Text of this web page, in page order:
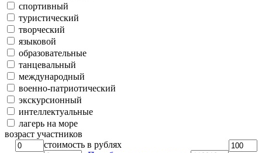
спортивный
туристический
творческий
языковой
образовательные
танцевальный
международный
военно-патриотический
экскурсионный
интеллектуальные
лагерь на море
возраст участников
стоимость в рублях